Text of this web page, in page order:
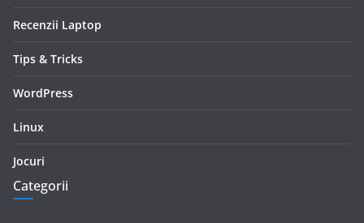
Recenzii Laptop
Tips & Tricks
WordPress
Linux
Jocuri
Categorii